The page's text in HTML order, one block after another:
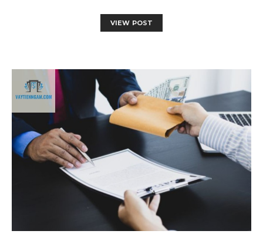
VIEW POST